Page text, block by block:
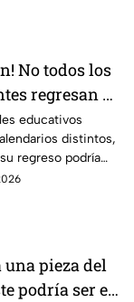
No todos los
regresan a
es el
escolar
¿afectará a
educativos
distintos,
regreso podría
una pieza del
podría ser el